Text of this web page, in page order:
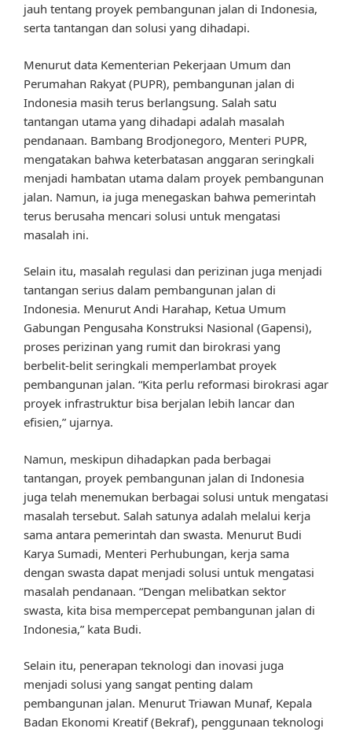
jauh tentang proyek pembangunan jalan di Indonesia,
serta tantangan dan solusi yang dihadapi.
Menurut data Kementerian Pekerjaan Umum dan
Perumahan Rakyat (PUPR), pembangunan jalan di
Indonesia masih terus berlangsung. Salah satu
tantangan utama yang dihadapi adalah masalah
pendanaan. Bambang Brodjonegoro, Menteri PUPR,
mengatakan bahwa keterbatasan anggaran seringkali
menjadi hambatan utama dalam proyek pembangunan
jalan. Namun, ia juga menegaskan bahwa pemerintah
terus berusaha mencari solusi untuk mengatasi
masalah ini.
Selain itu, masalah regulasi dan perizinan juga menjadi
tantangan serius dalam pembangunan jalan di
Indonesia. Menurut Andi Harahap, Ketua Umum
Gabungan Pengusaha Konstruksi Nasional (Gapensi),
proses perizinan yang rumit dan birokrasi yang
berbelit-belit seringkali memperlambat proyek
pembangunan jalan. “Kita perlu reformasi birokrasi agar
proyek infrastruktur bisa berjalan lebih lancar dan
efisien,” ujarnya.
Namun, meskipun dihadapkan pada berbagai
tantangan, proyek pembangunan jalan di Indonesia
juga telah menemukan berbagai solusi untuk mengatasi
masalah tersebut. Salah satunya adalah melalui kerja
sama antara pemerintah dan swasta. Menurut Budi
Karya Sumadi, Menteri Perhubungan, kerja sama
dengan swasta dapat menjadi solusi untuk mengatasi
masalah pendanaan. “Dengan melibatkan sektor
swasta, kita bisa mempercepat pembangunan jalan di
Indonesia,” kata Budi.
Selain itu, penerapan teknologi dan inovasi juga
menjadi solusi yang sangat penting dalam
pembangunan jalan. Menurut Triawan Munaf, Kepala
Badan Ekonomi Kreatif (Bekraf), penggunaan teknologi